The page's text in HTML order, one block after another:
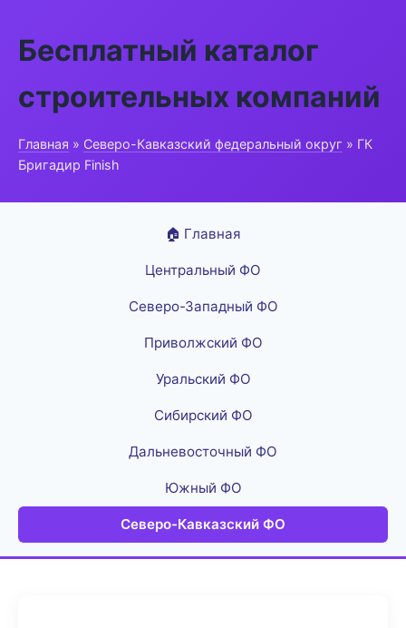
Бесплатный каталог
строительных компаний
Главная » Северо-Кавказский федеральный округ » ГК
Бригадир Finish
🏠 Главная
Центральный ФО
Северо-Западный ФО
Приволжский ФО
Уральский ФО
Сибирский ФО
Дальневосточный ФО
Южный ФО
Северо-Кавказский ФО